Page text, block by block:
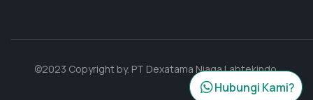
©2023 Copyright by. PT Dexatama Niaga Labtekindo.
Hubungi Kami?